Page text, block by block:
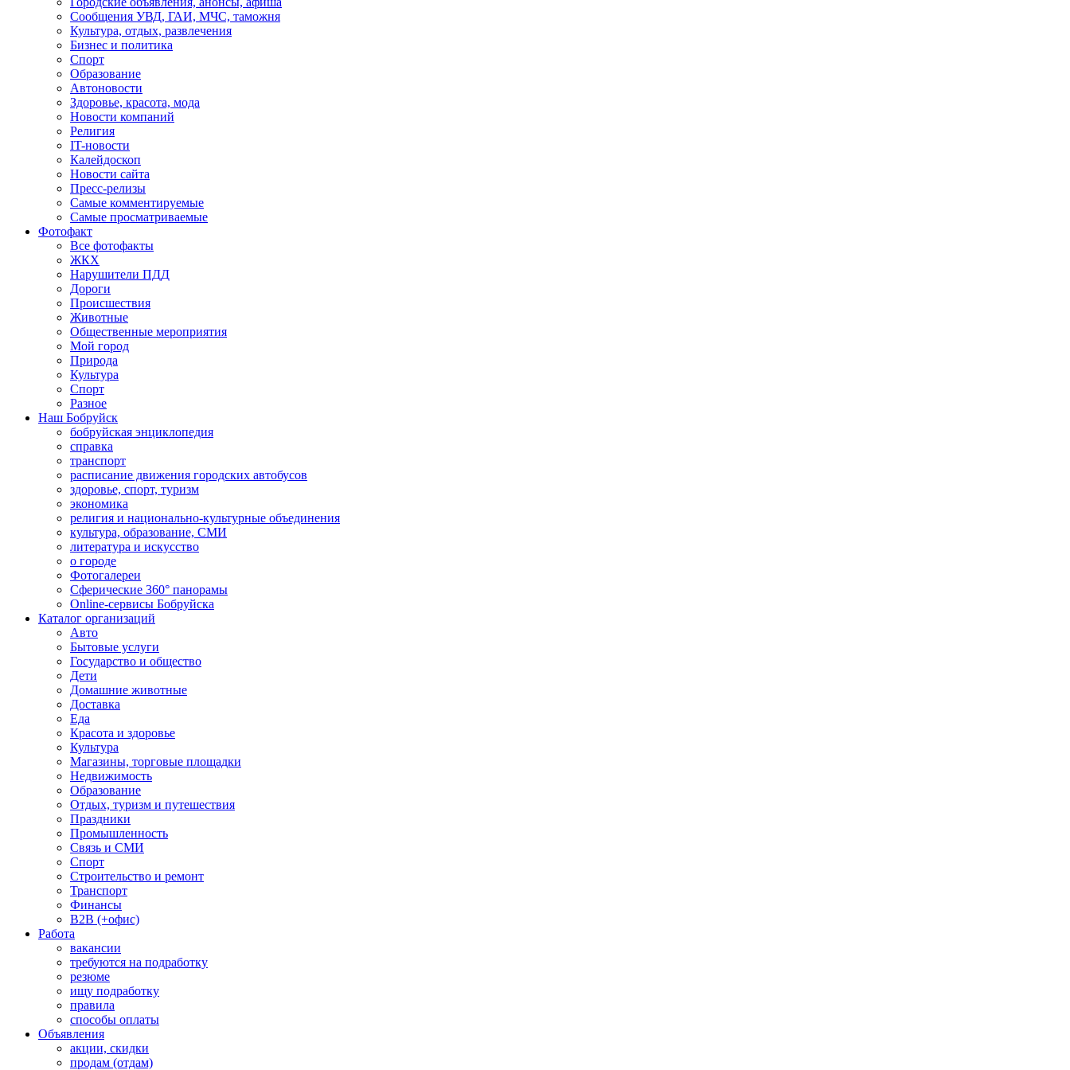
Сообщения УВД, ГАИ, МЧС, таможня
Культура, отдых, развлечения
Бизнес и политика
Спорт
Образование
Автоновости
Здоровье, красота, мода
Новости компаний
Религия
IT-новости
Калейдоскоп
Новости сайта
Пресс-релизы
Самые комментируемые
Самые просматриваемые
Фотофакт
Все фотофакты
ЖКХ
Нарушители ПДД
Дороги
Происшествия
Животные
Общественные мероприятия
Мой город
Природа
Культура
Спорт
Разное
Наш Бобруйск
бобруйская энциклопедия
справка
транспорт
расписание движения городских автобусов
здоровье, спорт, туризм
экономика
религия и национально-культурные объединения
культура, образование, СМИ
литература и искусство
о городе
Фотогалереи
Сферические 360° панорамы
Online-сервисы Бобруйска
Каталог организаций
Авто
Бытовые услуги
Государство и общество
Дети
Домашние животные
Доставка
Еда
Красота и здоровье
Культура
Магазины, торговые площадки
Недвижимость
Образование
Отдых, туризм и путешествия
Праздники
Промышленность
Связь и СМИ
Спорт
Строительство и ремонт
Транспорт
Финансы
B2B (+офис)
Работа
вакансии
требуются на подработку
резюме
ищу подработку
правила
способы оплаты
Объявления
акции, скидки
продам (отдам)